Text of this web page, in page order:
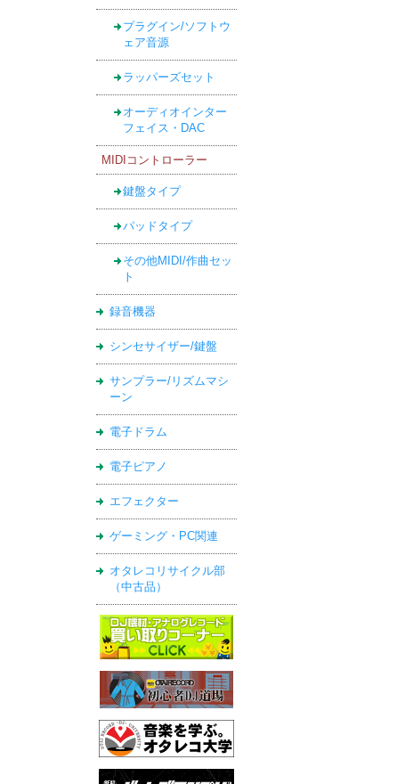
プラグイン/ソフトウ
ェア音源
ラッパーズセット
オーディオインター
フェイス・DAC
MIDIコントローラー
鍵盤タイプ
パッドタイプ
その他MIDI/作曲セッ
ト
録音機器
シンセサイザー/鍵盤
サンプラー/リズムマシ
ーン
電子ドラム
電子ピアノ
エフェクター
ゲーミング・PC関連
オタレコリサイクル部
（中古品）